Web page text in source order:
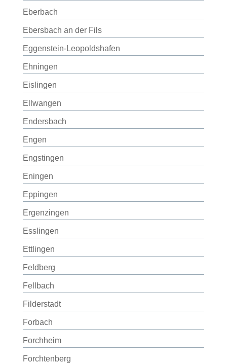
Eberbach
Ebersbach an der Fils
Eggenstein-Leopoldshafen
Ehningen
Eislingen
Ellwangen
Endersbach
Engen
Engstingen
Eningen
Eppingen
Ergenzingen
Esslingen
Ettlingen
Feldberg
Fellbach
Filderstadt
Forbach
Forchheim
Forchtenberg